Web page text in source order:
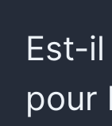
Est-
pour